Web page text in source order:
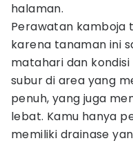
halaman.
Perawatan kamboja
karena tanaman ini
matahari dan
subur di area yang
penuh, yang juga
lebat. Kamu hanya
memiliki drainase